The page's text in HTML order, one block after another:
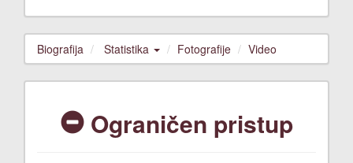
Biografija Statistika Fotografije Video
Ograničen pristup